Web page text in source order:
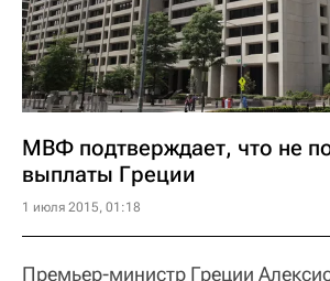
МВФ подтверждает, что не
выплаты Греции
1 июля 2015, 01:18
Премьер-министр Греции